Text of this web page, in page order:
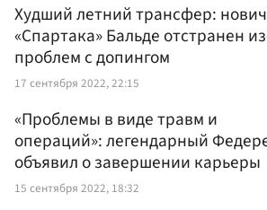
Худший летний трансфер:
«Спартака» Бальде отстранен
проблем с допингом
17 сентября 2022, 22:15
«Проблемы в виде травм и
операций»: легендарный
объявил о завершении карьеры
15 сентября 2022, 18:32